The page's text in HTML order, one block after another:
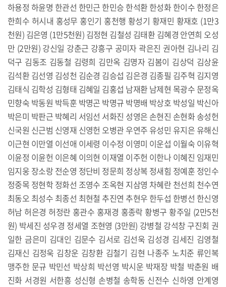
하용정 하윤명 한관선 한민근 한민승 한석환 한성화 한이수 한정은
한희수 허시내 홍성무 홍인기 홍천행 황성기 황재민 황재호 (1만3
천원) 김은영 (1만5천원) 김정현 김철성 김태환 김혜경 안연희 오성
만 (2만원) 강신일 강춘근 강흥구 공미자 곽은진 권아현 김나리 김
덕구 김동조 김동철 김령희 김만옥 김명자 김봄이 김상덕 김상윤
김석환 김선영 김성천 김순경 김승섭 김은경 김종필 김주혁 김지영
김태식 김학성 김형태 김혜일 김홍섭 남재환 남제현 목광수 문정옥
민향숙 박동원 박득훈 박명곤 박명규 박명배 박상호 박성일 박신아
박은미 박판근 박혜리 서임선 서화진 성영은 손현진 손현화 송성헌
신국원 신근범 신영재 신영헌 오병관 우연주 유성민 유지은 유해신
이근현 이만열 이선애 이세령 이수정 이영미 이운섭 이월숙 이유혁
이윤정 이윤헌 이은혜 이의현 이재열 이주헌 이한나 이혜진 임재민
임지웅 장소랑 전순영 정단비 정문희 정상복 정새힘 정예훈 정인수
정중목 정현학 정화선 조영수 조옥현 지삼영 차혜란 천선희 천수연
최동오 최성수 최종선 최현철 추진연 추현우 한두섭 한병선 한신영
허남 허은경 허정란 홍관수 홍재경 홍종락 황병구 황주일 (2만5천
원) 박세진 성우경 정세열 조현영 (3만원) 강병철 강석창 구진회 권
일한 금은미 김대인 김문수 김서로 김선욱 김성경 김세진 김영철
김재신 김정욱 김창운 김창환 김철기 김현 나종주 노치준 류인복
맹주한 문규 박민선 박상희 박선영 박시운 박재장 박철 박춘원 배
진화 서경원 서한흥 성신형 손병철 송학동 신전수 신하영 안계영